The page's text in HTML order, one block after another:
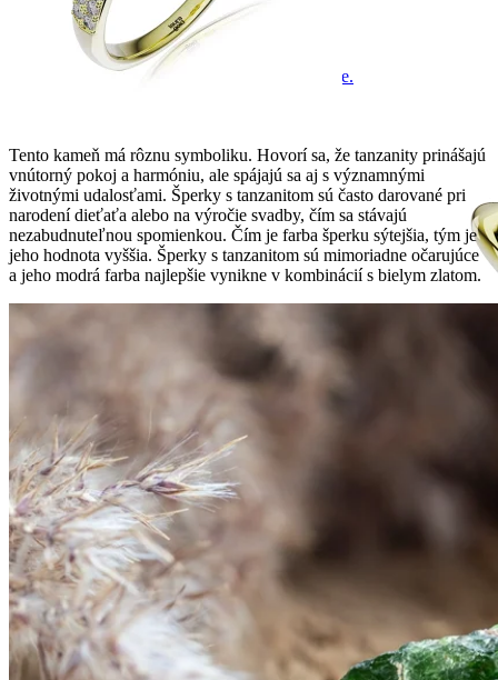
Jewel of Love
Zásnubné prstne z kolekcie Jewel of Love.
Tento kameň má rôznu symboliku. Hovorí sa, že tanzanity prinášajú
vnútorný pokoj a harmóniu, ale spájajú sa aj s významnými
životnými udalosťami. Šperky s tanzanitom sú často darované pri
narodení dieťaťa alebo na výročie svadby, čím sa stávajú
nezabudnuteľnou spomienkou. Čím je farba šperku sýtejšia, tým je
jeho hodnota vyššia. Šperky s tanzanitom sú mimoriadne očarujúce
a jeho modrá farba najlepšie vynikne v kombinácií s bielym zlatom.